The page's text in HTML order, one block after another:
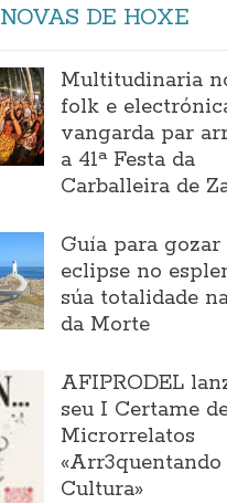
NOVAS DE HOXE
Multitudinaria
folk e
vangarda par
a 41ª Festa da
Carballeira de
Guía para gozar
eclipse no
súa totalidade
da Morte
AFIPRODEL
seu I Certame
Microrrelatos
«Arr3quentando
Cultura»